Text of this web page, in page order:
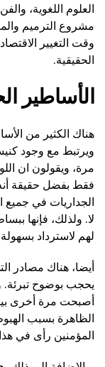
العلوم اللغوية،
مشروع الترميم
وقت التغيير
الحقيقية.
الأساطير
هناك الكثير من
مرة، ويقولون ان
فقط بفضل حقيقة
الجداريات في جميع
لا. ولذلك، فإنها
لهم لاسترداد
أيضا، هناك مصادر
يحجب بوضوح تبرئة.
أصبحت مرة أخرى
الظاهرة بسبب
المؤمنين رأى في